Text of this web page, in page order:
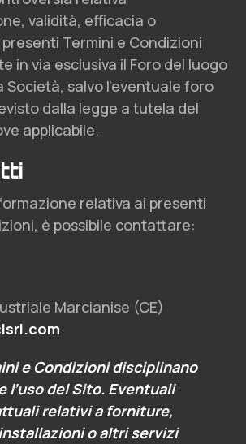
validità, efficacia o
Termini e Condizioni
in via esclusiva il Foro del luogo
Società, salvo l’eventuale foro
dalla legge a tutela del
applicabile.
relativa ai presenti
è possibile contattare:
Marcianise (CE)
e Condizioni disciplinano
l’uso del Sito. Eventuali
relativi a forniture,
o altri servizi